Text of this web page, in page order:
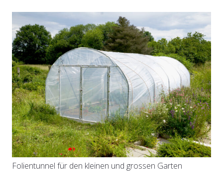
Folientunnel für den kleinen und grossen Garten